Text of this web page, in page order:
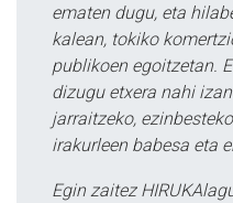
ematen dugu, eta
kalean, tokiko
publikoen egoitzetan.
dizugu etxera nahi
jarraitzeko,
irakurleen babesa eta
Egin zaitez